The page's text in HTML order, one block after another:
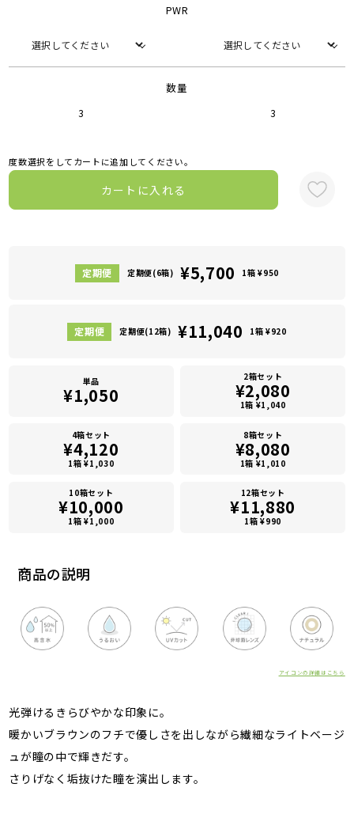
商品の説明
アイコンの詳細はこちら
光弾けるきらびやかな印象に。
暖かいブラウンのフチで優しさを出しながら繊細なライトベージ
ュが瞳の中で輝きだす。
さりげなく垢抜けた瞳を演出します。
PWR
数量
3 3
度数選択をしてカートに追加してください。
カートに入れる
定期便(6箱) ¥5,700 1箱 ¥950
定期便(12箱) ¥11,040 1箱 ¥920
単品
¥1,050
2箱セット
¥2,080
1箱 ¥1,040
4箱セット
¥4,120
1箱 ¥1,030
8箱セット
¥8,080
1箱 ¥1,010
10箱セット
¥10,000
1箱 ¥1,000
12箱セット
¥11,880
1箱 ¥990